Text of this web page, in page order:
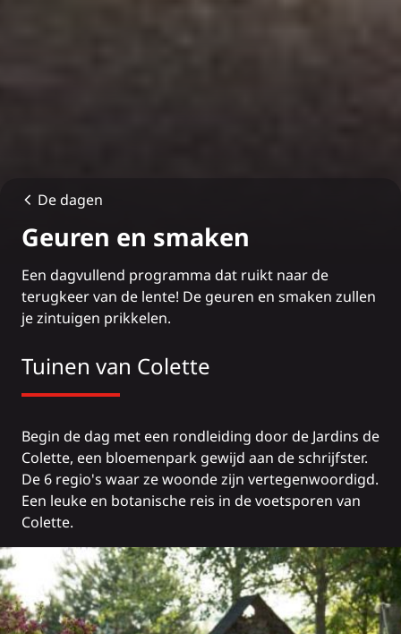
De dagen
Geuren en smaken
Een dagvullend programma dat ruikt naar de
terugkeer van de lente! De geuren en smaken zullen
je zintuigen prikkelen.
Tuinen van Colette
Begin de dag met een rondleiding door de Jardins de
Colette, een bloemenpark gewijd aan de schrijfster.
De 6 regio's waar ze woonde zijn vertegenwoordigd.
Een leuke en botanische reis in de voetsporen van
Colette.